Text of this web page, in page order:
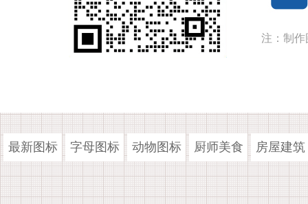
注：制作
最新图标 字母图标 动物图标 厨师美食 房屋建筑